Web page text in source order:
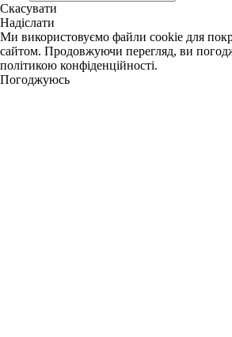
Скасувати
Надіслати
Ми використовуємо файли cookie для
сайтом. Продовжуючи перегляд, ви
політикою конфіденційності.
Погоджуюсь